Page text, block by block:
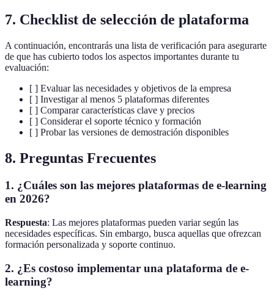
7. Checklist de selección de plataforma
A continuación, encontrarás una lista de verificación para asegurarte
de que has cubierto todos los aspectos importantes durante tu
evaluación:
[ ] Evaluar las necesidades y objetivos de la empresa
[ ] Investigar al menos 5 plataformas diferentes
[ ] Comparar características clave y precios
[ ] Considerar el soporte técnico y formación
[ ] Probar las versiones de demostración disponibles
8. Preguntas Frecuentes
1. ¿Cuáles son las mejores plataformas de e-learning
en 2026?
Respuesta: Las mejores plataformas pueden variar según las
necesidades específicas. Sin embargo, busca aquellas que ofrezcan
formación personalizada y soporte continuo.
2. ¿Es costoso implementar una plataforma de e-
learning?